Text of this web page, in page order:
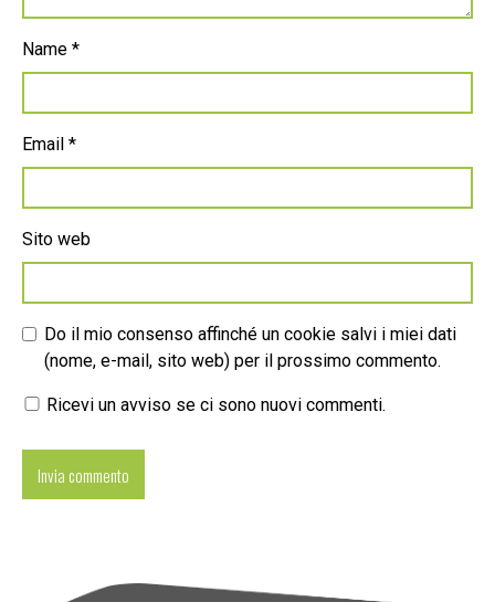
Name *
Email *
Sito web
Do il mio consenso affinché un cookie salvi i miei dati
(nome, e-mail, sito web) per il prossimo commento.
Ricevi un avviso se ci sono nuovi commenti.